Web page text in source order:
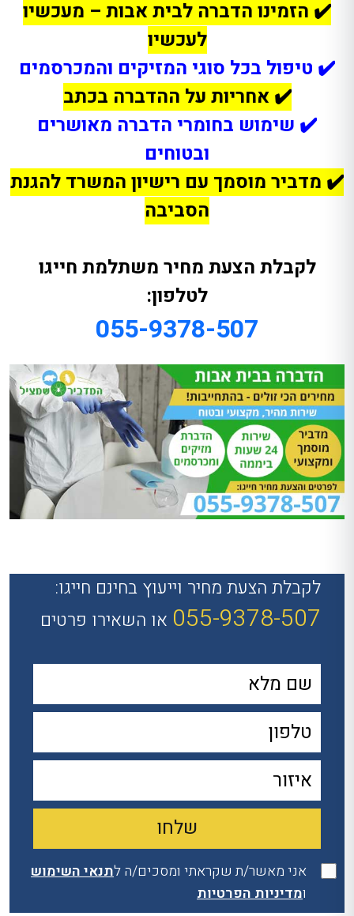
✔️ הזמינו הדברה לבית אבות – מעכשיו
לעכשיו
✔️ טיפול בכל סוגי המזיקים והמכרסמים
✔️ אחריות על ההדברה בכתב
✔️ שימוש בחומרי הדברה מאושרים
ובטוחים
✔️ מדביר מוסמך עם רישיון המשרד להגנת
הסביבה
לקבלת הצעת מחיר משתלמת חייגו
לטלפון:
055-9378-507
לקבלת הצעת מחיר וייעוץ בחינם חייגו:
055-9378-507 או השאירו פרטים
אני מאשר/ת שקראתי ומסכים/ה לתנאי השימוש
ומדיניות הפרטיות